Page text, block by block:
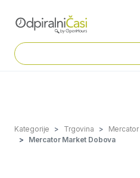
Kategorije Trgovina Mercator
Mercator Market Dobova